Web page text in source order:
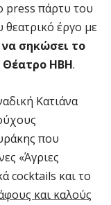
press πάρτυ του
θεατρικό έργο με
σηκώσει το
Θέατρο ΗΒΗ.
Κατιάνα
που
«Άγριες
cocktails και το
και καλούς